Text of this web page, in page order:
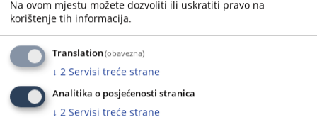
to
get
the
keyboard
shortcuts
for
changing
to
get
the
keyboard
shortcuts
for
dates.
30.07.2025.
Izvještaj o provedenom postupku nabavke
20.12.2024.
Izvještaj o provedenom postupku nabavke
Na ovom mjestu možete dozvoliti ili uskratiti pravo na
korištenje tih informacija.
Translation(obavezna)
↓ 2 Servisi treće strane
Analitika o posjećenosti stranica
↓ 2 Servisi treće strane